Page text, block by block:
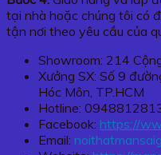
tại nhà hoặc chúng tôi có
tận nơi theo yêu cầu của
Showroom: 214
Xưởng SX: Số 9
Hóc Môn, TP.HCM
Hotline:
Facebook: https://
Email: